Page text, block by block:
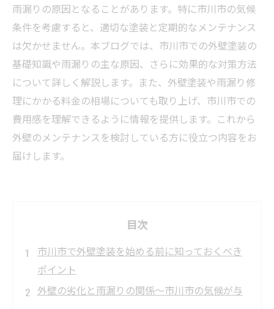
雨漏りの原因となることがあります。特に市川市の気候
条件を考慮すると、適切な塗装と定期的なメンテナンス
は欠かせません。本ブログでは、市川市での外壁塗装の
基礎知識や雨漏りの主な原因、さらに効果的な対策方法
について詳しく解説します。また、外壁塗装や雨漏り修
理にかかる料金の相場についても取り上げ、市川市での
費用感を理解できるように情報を提供します。これから
外壁のメンテナンスを検討している方に役立つ内容をお
届けします。
目次
市川市で外壁塗装を始める前に知っておくべき
ポイント
外壁の劣化と雨漏りの関係〜市川市の気候が与